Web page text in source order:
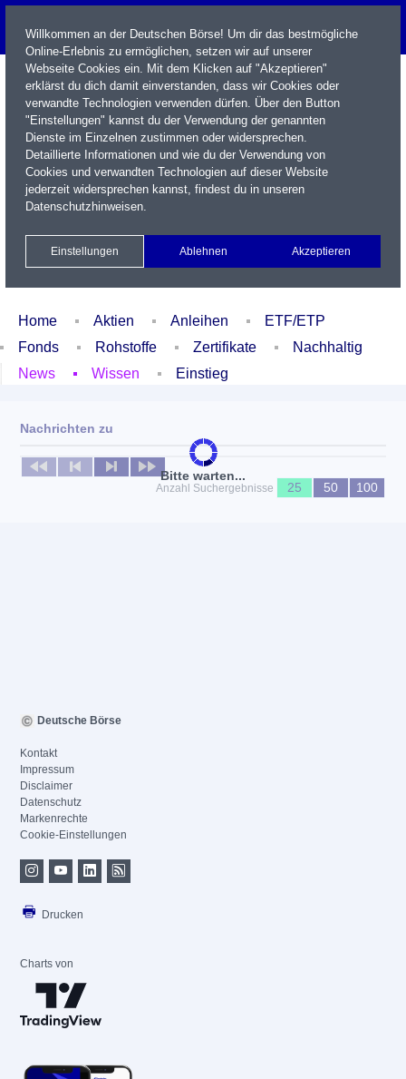
Name / WKN / ISIN / Kürzel
Xetra Realtime
Watchlist Portfolio Login
Home Aktien Anleihen
ETF/ETP
Fonds
Rohstoffe Zertifikate
Nachhaltig
News
Wissen Einstieg
Bitte warten...
Nachrichten zu
Keine News verfügbar
Anzahl Suchergebnisse
25 50 100
Willkommen an der Deutschen Börse! Um dir das bestmögliche
Online-Erlebnis zu ermöglichen, setzen wir auf unserer
Webseite Cookies ein. Mit dem Klicken auf "Akzeptieren"
erklärst du dich damit einverstanden, dass wir Cookies oder
verwandte Technologien verwenden dürfen. Über den Button
"Einstellungen" kannst du der Verwendung der genannten
Dienste im Einzelnen zustimmen oder widersprechen.
Detaillierte Informationen und wie du der Verwendung von
Cookies und verwandten Technologien auf dieser Website
jederzeit widersprechen kannst, findest du in unseren
Datenschutzhinweisen.
Einstellungen Ablehnen Akzeptieren
Deutsche Börse
Kontakt
Impressum
Disclaimer
Datenschutz
Markenrechte
Cookie-Einstellungen
Drucken
Charts von